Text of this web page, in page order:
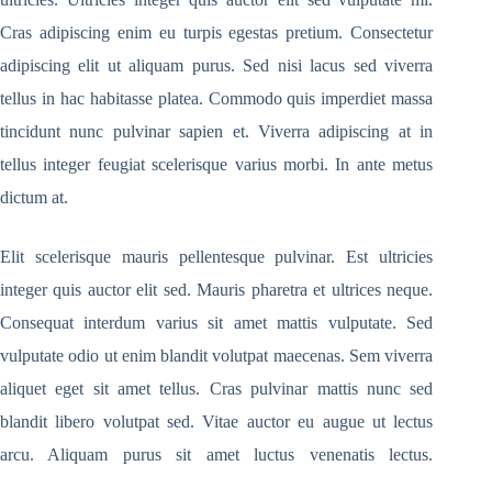
Cras adipiscing enim eu turpis egestas pretium. Consectetur
adipiscing elit ut aliquam purus. Sed nisi lacus sed viverra
tellus in hac habitasse platea. Commodo quis imperdiet massa
tincidunt nunc pulvinar sapien et. Viverra adipiscing at in
tellus integer feugiat scelerisque varius morbi. In ante metus
dictum at.
Elit scelerisque mauris pellentesque pulvinar. Est ultricies
integer quis auctor elit sed. Mauris pharetra et ultrices neque.
Consequat interdum varius sit amet mattis vulputate. Sed
vulputate odio ut enim blandit volutpat maecenas. Sem viverra
aliquet eget sit amet tellus. Cras pulvinar mattis nunc sed
blandit libero volutpat sed. Vitae auctor eu augue ut lectus
arcu. Aliquam purus sit amet luctus venenatis lectus.